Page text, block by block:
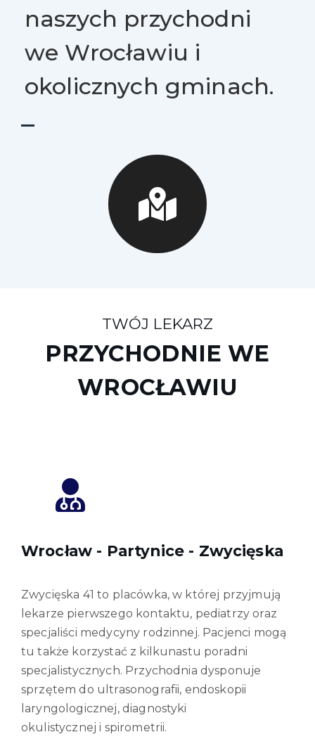
naszych przychodni
we Wrocławiu i
okolicznych gminach.
TWÓJ LEKARZ
PRZYCHODNIE WE
WROCŁAWIU
Wrocław - Partynice - Zwycięska
Zwycięska 41 to placówka, w której przyjmują
lekarze pierwszego kontaktu, pediatrzy oraz
specjaliści medycyny rodzinnej. Pacjenci mogą
tu także korzystać z kilkunastu poradni
specjalistycznych. Przychodnia dysponuje
sprzętem do ultrasonografii, endoskopii
laryngologicznej, diagnostyki
okulistycznej i spirometrii.